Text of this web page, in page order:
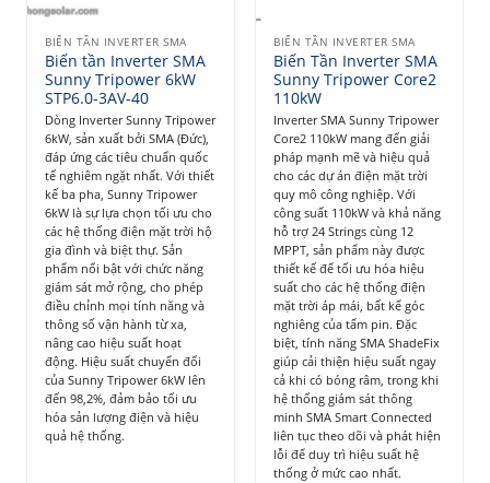
BIẾN TẦN INVERTER SMA
Biến tần Inverter SMA
Sunny Tripower 6kW
STP6.0-3AV-40
Dòng Inverter Sunny Tripower
6kW, sản xuất bởi SMA (Đức),
đáp ứng các tiêu chuẩn quốc
tế nghiêm ngặt nhất. Với thiết
kế ba pha, Sunny Tripower
6kW là sự lựa chọn tối ưu cho
các hệ thống điện mặt trời hộ
gia đình và biệt thự. Sản
phẩm nổi bật với chức năng
giám sát mở rộng, cho phép
điều chỉnh mọi tính năng và
thông số vận hành từ xa,
nâng cao hiệu suất hoạt
động. Hiệu suất chuyển đổi
của Sunny Tripower 6kW lên
đến 98,2%, đảm bảo tối ưu
hóa sản lượng điện và hiệu
quả hệ thống.
BIẾN TẦN INVERTER SMA
Biến Tần Inverter SMA
Sunny Tripower Core2
110kW
Inverter SMA Sunny Tripower
Core2 110kW mang đến giải
pháp mạnh mẽ và hiệu quả
cho các dự án điện mặt trời
quy mô công nghiệp. Với
công suất 110kW và khả năng
hỗ trợ 24 Strings cùng 12
MPPT, sản phẩm này được
thiết kế để tối ưu hóa hiệu
suất cho các hệ thống điện
mặt trời áp mái, bất kể góc
nghiêng của tấm pin. Đặc
biệt, tính năng SMA ShadeFix
giúp cải thiện hiệu suất ngay
cả khi có bóng râm, trong khi
hệ thống giám sát thông
minh SMA Smart Connected
liên tục theo dõi và phát hiện
lỗi để duy trì hiệu suất hệ
thống ở mức cao nhất.